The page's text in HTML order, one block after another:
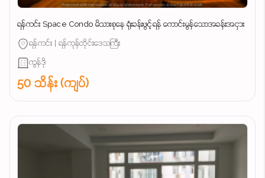
ရန်ကင်း Space Condo မိသားစုနေ ရုံးခန်းဖွင့်ရန် ကောင်းမွန်သောအခန်းအငှား
ရန်ကင်း | ရန်ကုန်တိုင်းဒေသကြီး
ကွန်ဒို
50 သိန်း (ကျပ်)